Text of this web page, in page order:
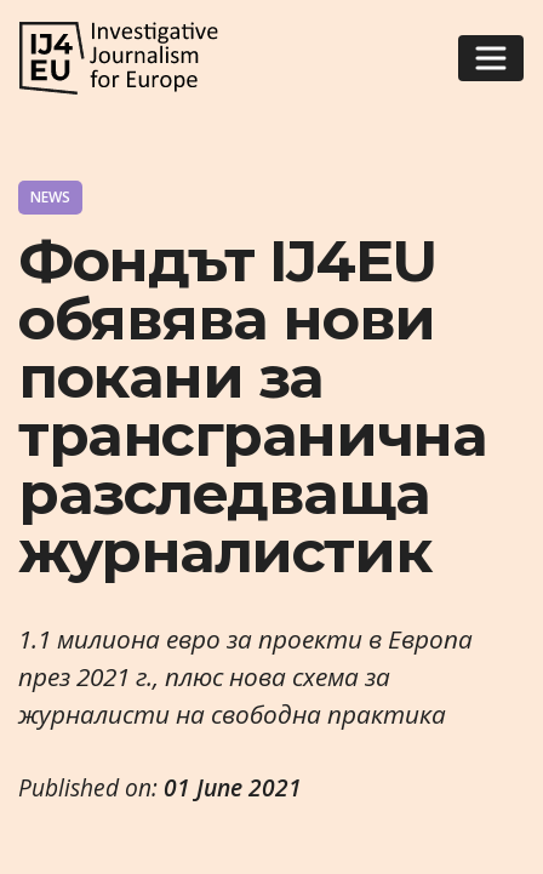
NEWS
Фондът IJ4EU
обявява нови
покани за
трансгранична
разследваща
журналистик
1.1 милиона евро за проекти в Европа
през 2021 г., плюс нова схема за
журналисти на свободна практика
Published on: 01 June 2021